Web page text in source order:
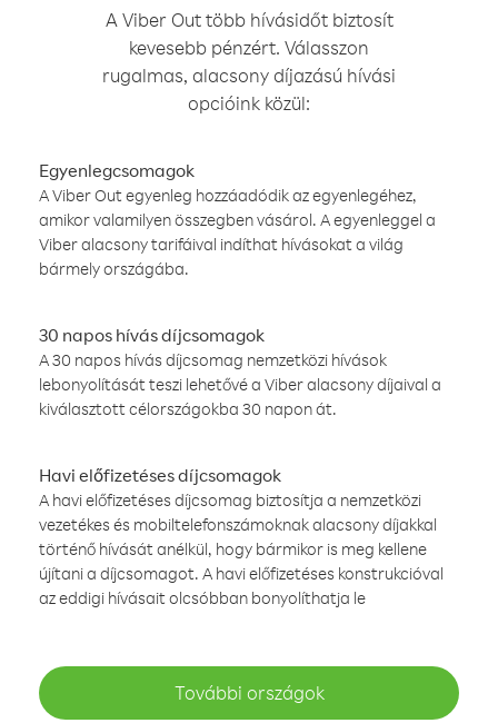
A Viber Out több hívásidőt biztosít
kevesebb pénzért. Válasszon
rugalmas, alacsony díjazású hívási
opcióink közül:
Egyenlegcsomagok
A Viber Out egyenleg hozzáadódik az egyenlegéhez,
amikor valamilyen összegben vásárol. A egyenleggel a
Viber alacsony tarifáival indíthat hívásokat a világ
bármely országába.
30 napos hívás díjcsomagok
A 30 napos hívás díjcsomag nemzetközi hívások
lebonyolítását teszi lehetővé a Viber alacsony díjaival a
kiválasztott célországokba 30 napon át.
Havi előfizetéses díjcsomagok
A havi előfizetéses díjcsomag biztosítja a nemzetközi
vezetékes és mobiltelefonszámoknak alacsony díjakkal
történő hívását anélkül, hogy bármikor is meg kellene
újítani a díjcsomagot. A havi előfizetéses konstrukcióval
az eddigi hívásait olcsóbban bonyolíthatja le
További országok